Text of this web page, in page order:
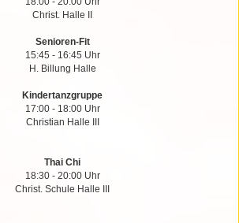
Christ. Halle II
Senioren-Fit
15:45 - 16:45 Uhr
H. Billung Halle
Kindertanzgruppe
17:00 - 18:00 Uhr
Christian Halle III
Thai Chi
18:30 - 20:00 Uhr
Christ. Schule Halle III